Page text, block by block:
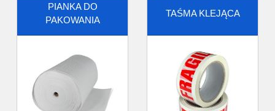
PIANKA DO
PAKOWANIA
TAŚMA KLEJĄCA